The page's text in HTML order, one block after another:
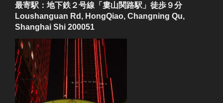
最寄駅：地下鉄２号線「婁山関路駅」徒歩９分
Loushanguan Rd, HongQiao, Changning Qu,
Shanghai Shi 200051